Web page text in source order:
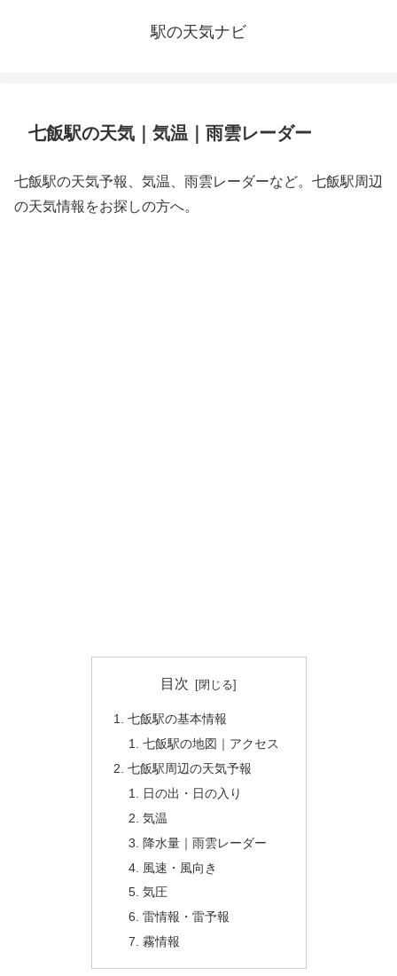
駅の天気ナビ
七飯駅の天気｜気温｜雨雲レーダー
七飯駅の天気予報、気温、雨雲レーダーなど。七飯駅周辺
の天気情報をお探しの方へ。
目次
七飯駅の基本情報
七飯駅の地図｜アクセス
七飯駅周辺の天気予報
日の出・日の入り
気温
降水量｜雨雲レーダー
風速・風向き
気圧
雷情報・雷予報
霧情報